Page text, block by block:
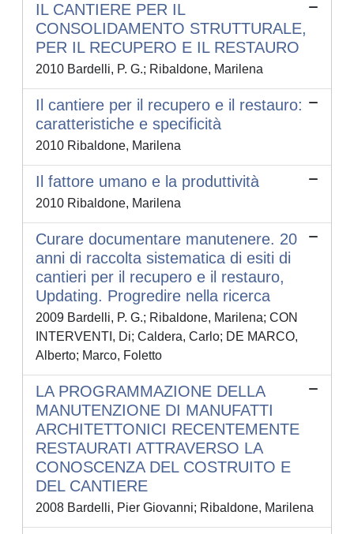
IL CANTIERE PER IL
CONSOLIDAMENTO STRUTTURALE,
PER IL RECUPERO E IL RESTAURO
2010 Bardelli, P. G.; Ribaldone, Marilena
Il cantiere per il recupero e il restauro:
caratteristiche e specificità
2010 Ribaldone, Marilena
Il fattore umano e la produttività
2010 Ribaldone, Marilena
Curare documentare manutenere. 20
anni di raccolta sistematica di esiti di
cantieri per il recupero e il restauro,
Updating. Progredire nella ricerca
2009 Bardelli, P. G.; Ribaldone, Marilena; CON
INTERVENTI, Di; Caldera, Carlo; DE MARCO,
Alberto; Marco, Foletto
LA PROGRAMMAZIONE DELLA
MANUTENZIONE DI MANUFATTI
ARCHITETTONICI RECENTEMENTE
RESTAURATI ATTRAVERSO LA
CONOSCENZA DEL COSTRUITO E
DEL CANTIERE
2008 Bardelli, Pier Giovanni; Ribaldone, Marilena